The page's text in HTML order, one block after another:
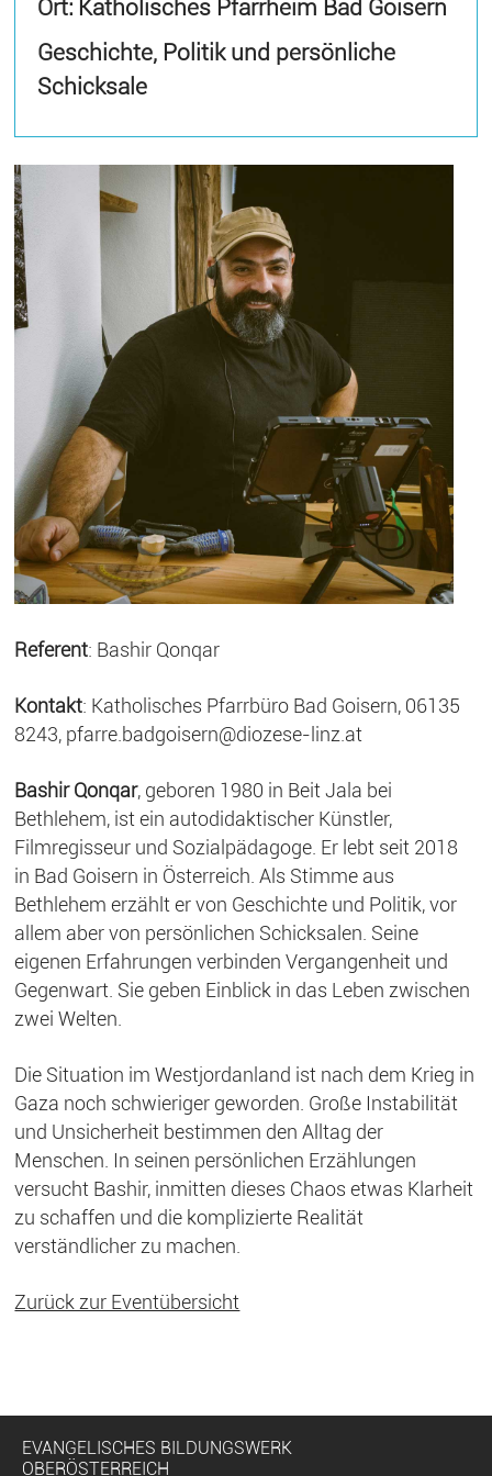
Ort: Katholisches Pfarrheim Bad Goisern
Geschichte, Politik und persönliche
Schicksale
Referent: Bashir Qonqar
Kontakt: Katholisches Pfarrbüro Bad Goisern, 06135
8243, pfarre.badgoisern@diozese-linz.at
Bashir Qonqar, geboren 1980 in Beit Jala bei
Bethlehem, ist ein autodidaktischer Künstler,
Filmregisseur und Sozialpädagoge. Er lebt seit 2018
in Bad Goisern in Österreich. Als Stimme aus
Bethlehem erzählt er von Geschichte und Politik, vor
allem aber von persönlichen Schicksalen. Seine
eigenen Erfahrungen verbinden Vergangenheit und
Gegenwart. Sie geben Einblick in das Leben zwischen
zwei Welten.
Die Situation im Westjordanland ist nach dem Krieg in
Gaza noch schwieriger geworden. Große Instabilität
und Unsicherheit bestimmen den Alltag der
Menschen. In seinen persönlichen Erzählungen
versucht Bashir, inmitten dieses Chaos etwas Klarheit
zu schaffen und die komplizierte Realität
verständlicher zu machen.
Zurück zur Eventübersicht
EVANGELISCHES BILDUNGSWERK
OBERÖSTERREICH